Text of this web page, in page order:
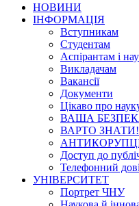
НОВИНИ
ІНФОРМАЦІЯ
Вступникам
Студентам
Аспірантам і
Викладачам
Вакансії
Документи
Цікаво про
ВАША
ВАРТО ЗНАТИ!
Доступ до
Телефонний
УНІВЕРСИТЕТ
Портрет ЧНУ